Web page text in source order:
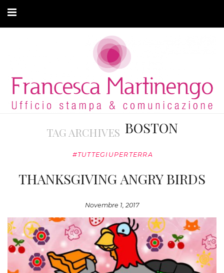
ARTICOLI
MODA ADATTIVA
CONTATTITAG ARCHIVES BOSTON
#TUTTEGIUPERTERRA
THANKSGIVING ANGRY BIRDS
Novembre 1, 2017